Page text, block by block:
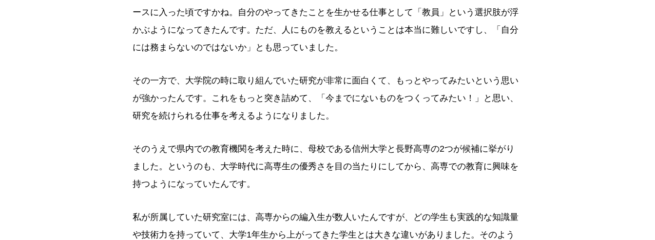
ースに入った頃ですかね。自分のやってきたことを生かせる仕事として「教員」という選択肢が浮
かぶようになってきたんです。ただ、人にものを教えるということは本当に難しいですし、「自分
には務まらないのではないか」とも思っていました。
その一方で、大学院の時に取り組んでいた研究が非常に面白くて、もっとやってみたいという思い
が強かったんです。これをもっと突き詰めて、「今までにないものをつくってみたい！」と思い、
研究を続けられる仕事を考えるようになりました。
そのうえで県内での教育機関を考えた時に、母校である信州大学と長野高専の2つが候補に挙がり
ました。というのも、大学時代に高専生の優秀さを目の当たりにしてから、高専での教育に興味を
持つようになっていたんです。
私が所属していた研究室には、高専からの編入生が数人いたんですが、どの学生も実践的な知識量
や技術力を持っていて、大学1年生から上がってきた学生とは大きな違いがありました。そのよう